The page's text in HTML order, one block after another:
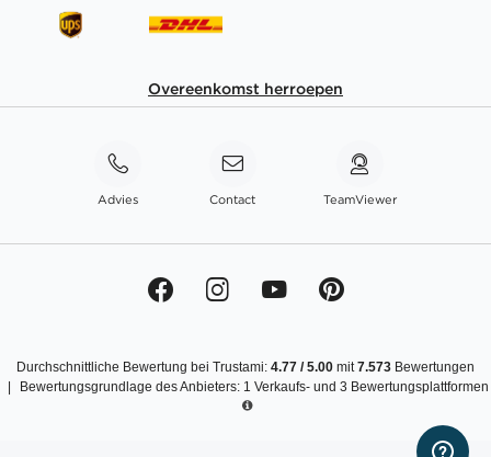
Overeenkomst herroepen
Advies Contact TeamViewer
Durchschnittliche Bewertung bei Trustami: 4.77 /5.00 mit7.573 Bewertungen
Bewertungsgrundlage des Anbieters: 1 Verkaufs- und 3 Bewertungsplattformen